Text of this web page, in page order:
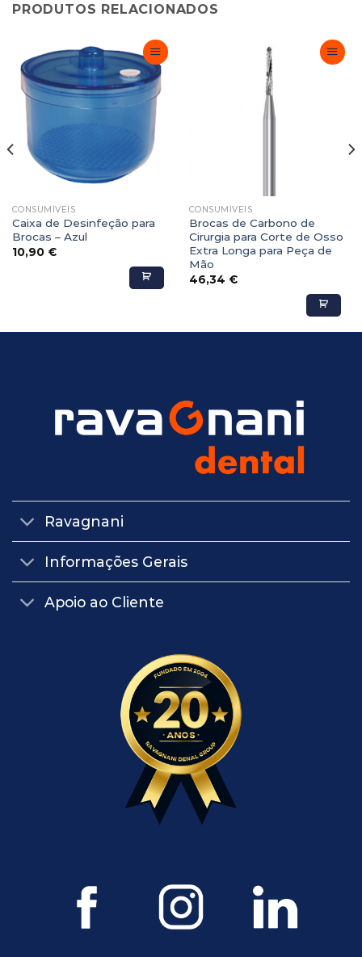
PRODUTOS RELACIONADOS
Adicionar
Favoritos
CONSUMÍVEIS
Caixa de Desinfeção para
Brocas – Azul
10,90 €
CONSUMÍVEIS
Brocas de Carbono de
Cirurgia para Corte de Osso
Extra Longa para Peça de
Mão
46,34 €
Ravagnani
Informações Gerais
Apoio ao Cliente